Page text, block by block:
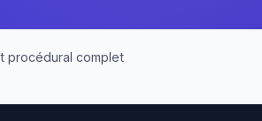
procédural complet